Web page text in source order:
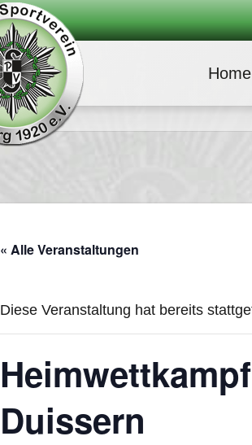
Home
« Alle Veranstaltungen
Diese Veranstaltung hat bereits
Heim­wett­kampf
Duissern